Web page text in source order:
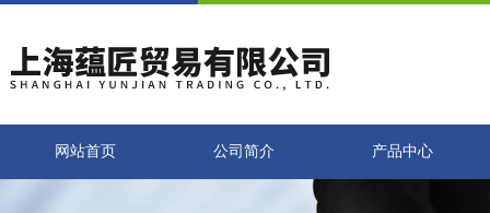
网站首页 公司简介 产品中心